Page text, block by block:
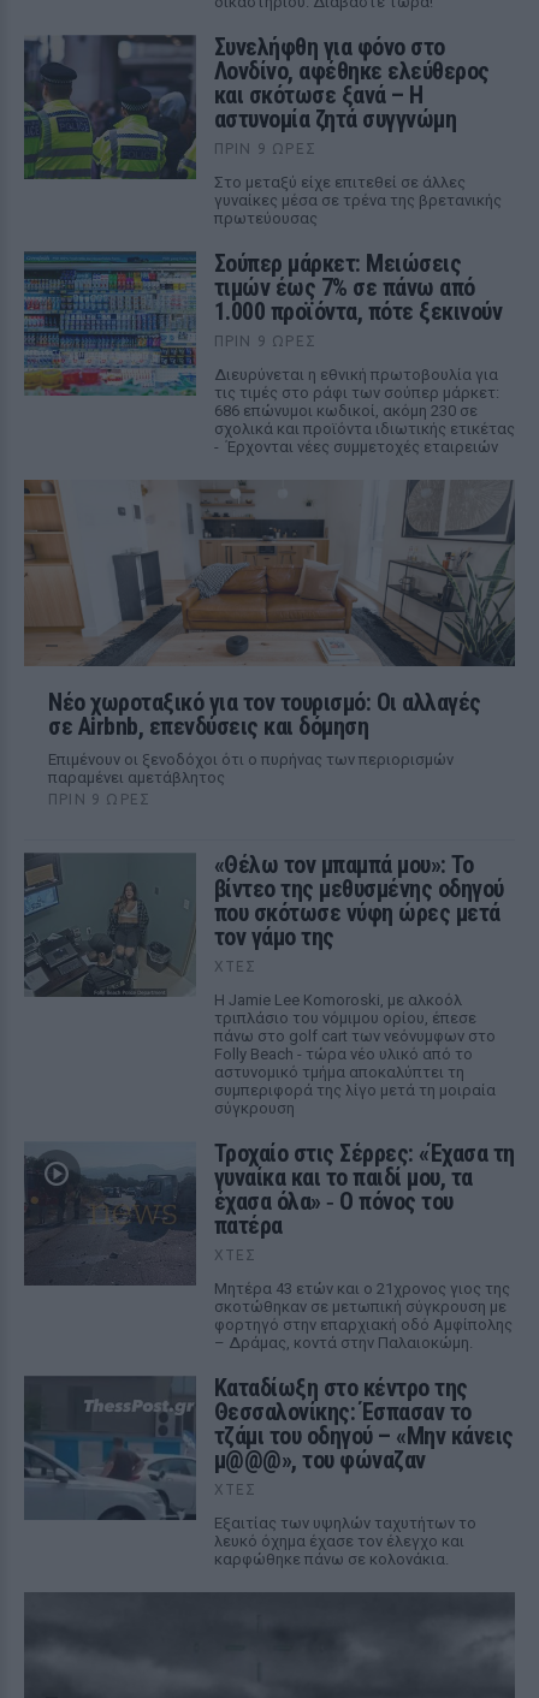
Συνελήφθη για φόνο στο
Λονδίνο, αφέθηκε ελεύθερος
και σκότωσε ξανά – Η
αστυνομία ζητά συγγνώμη
ΠΡΙΝ 9 ΏΡΕΣ
Στο μεταξύ είχε επιτεθεί σε άλλες
γυναίκες μέσα σε τρένα της βρετανικής
πρωτεύουσας
Σούπερ μάρκετ: Μειώσεις
τιμών έως 7% σε πάνω από
1.000 προϊόντα, πότε ξεκινούν
ΠΡΙΝ 9 ΏΡΕΣ
Διευρύνεται η εθνική πρωτοβουλία για
τις τιμές στο ράφι των σούπερ μάρκετ:
686 επώνυμοι κωδικοί, ακόμη 230 σε
σχολικά και προϊόντα ιδιωτικής ετικέτας
- Έρχονται νέες συμμετοχές εταιρειών
Νέο χωροταξικό για τον τουρισμό: Οι αλλαγές
σε Airbnb, επενδύσεις και δόμηση
Επιμένουν οι ξενοδόχοι ότι ο πυρήνας των περιορισμών
παραμένει αμετάβλητος
ΠΡΙΝ 9 ΏΡΕΣ
«Θέλω τον μπαμπά μου»: Το
βίντεο της μεθυσμένης οδηγού
που σκότωσε νύφη ώρες μετά
τον γάμο της
ΧΤΕΣ
Η Jamie Lee Komoroski, με αλκοόλ
τριπλάσιο του νόμιμου ορίου, έπεσε
πάνω στο golf cart των νεόνυμφων στο
Folly Beach - τώρα νέο υλικό από το
αστυνομικό τμήμα αποκαλύπτει τη
συμπεριφορά της λίγο μετά τη μοιραία
σύγκρουση
Τροχαίο στις Σέρρες: «Έχασα τη
γυναίκα και το παιδί μου, τα
έχασα όλα» ‑ Ο πόνος του
πατέρα
ΧΤΕΣ
Μητέρα 43 ετών και ο 21χρονος γιος της
σκοτώθηκαν σε μετωπική σύγκρουση με
φορτηγό στην επαρχιακή οδό Αμφίπολης
– Δράμας, κοντά στην Παλαιοκώμη.
Καταδίωξη στο κέντρο της
Θεσσαλονίκης: Έσπασαν το
τζάμι του οδηγού – «Μην κάνεις
μ@@@», του φώναζαν
ΧΤΕΣ
Εξαιτίας των υψηλών ταχυτήτων το
λευκό όχημα έχασε τον έλεγχο και
καρφώθηκε πάνω σε κολονάκια.